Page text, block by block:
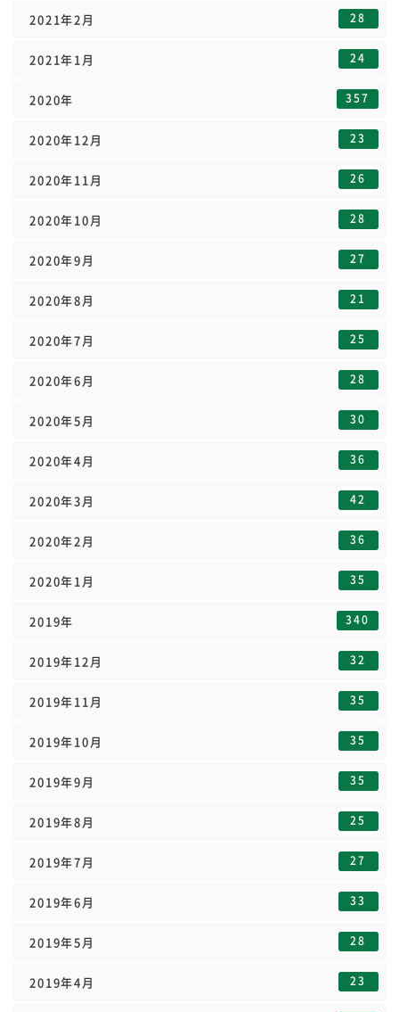
2021年2月 28
2021年1月 24
2020年 357
2020年12月 23
2020年11月 26
2020年10月 28
2020年9月 27
2020年8月 21
2020年7月 25
2020年6月 28
2020年5月 30
2020年4月 36
2020年3月 42
2020年2月 36
2020年1月 35
2019年 340
2019年12月 32
2019年11月 35
2019年10月 35
2019年9月 35
2019年8月 25
2019年7月 27
2019年6月 33
2019年5月 28
2019年4月 23